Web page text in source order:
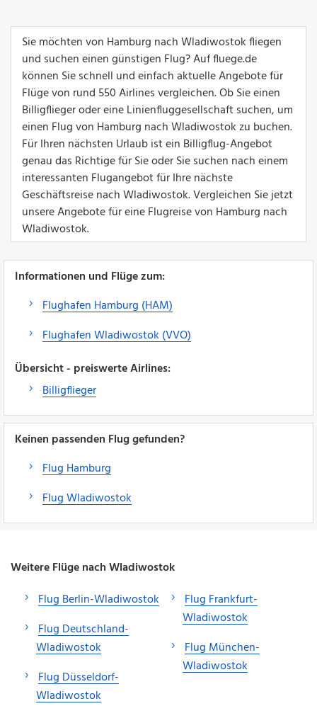
Sie möchten von Hamburg nach Wladiwostok fliegen
und suchen einen günstigen Flug? Auf fluege.de
können Sie schnell und einfach aktuelle Angebote für
Flüge von rund 550 Airlines vergleichen. Ob Sie einen
Billigflieger oder eine Linienfluggesellschaft suchen, um
einen Flug von Hamburg nach Wladiwostok zu buchen.
Für Ihren nächsten Urlaub ist ein Billigflug-Angebot
genau das Richtige für Sie oder Sie suchen nach einem
interessanten Flugangebot für Ihre nächste
Geschäftsreise nach Wladiwostok. Vergleichen Sie jetzt
unsere Angebote für eine Flugreise von Hamburg nach
Wladiwostok.
Informationen und Flüge zum:
Flughafen Hamburg (HAM)
Flughafen Wladiwostok (VVO)
Übersicht - preiswerte Airlines:
Billigflieger
Keinen passenden Flug gefunden?
Flug Hamburg
Flug Wladiwostok
Weitere Flüge nach Wladiwostok
Flug Berlin-Wladiwostok
Flug Deutschland-
Wladiwostok
Flug Düsseldorf-
Wladiwostok
Flug Frankfurt-
Wladiwostok
Flug München-
Wladiwostok